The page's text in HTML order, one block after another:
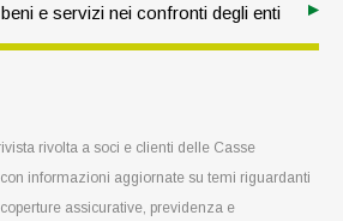
e servizi nei confronti degli enti
di dare un nuovo giro di vite
rivolta a soci e clienti delle Casse
informazioni aggiornate su temi riguardanti
assicurative, previdenza e